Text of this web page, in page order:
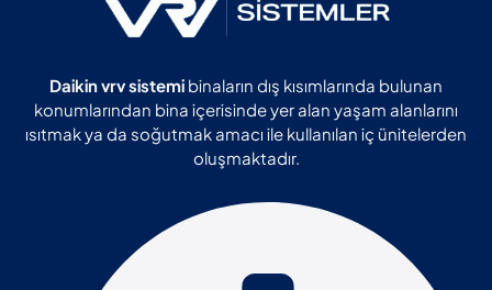
Daikin vrv sistemi binaların dış kısımlarında bulunan
konumlarından bina içerisinde yer alan yaşam alanlarını
ısıtmak ya da soğutmak amacı ile kullanılan iç ünitelerden
oluşmaktadır.